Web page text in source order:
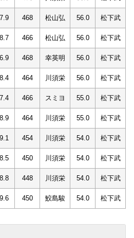
468 松山弘 56.0 松下武
466 松山弘 56.0 松下武
468 幸英明 56.0 松下武
464 川須栄 56.0 松下武
466 スミヨ 55.0 松下武
464 川須栄 55.0 松下武
454 川須栄 54.0 松下武
450 川須栄 54.0 松下武
448 川須栄 54.0 松下武
450 鮫島駿 54.0 松下武